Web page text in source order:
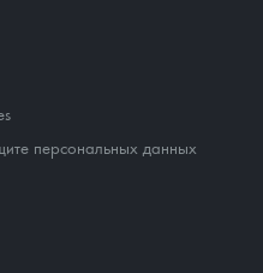
персональных данных